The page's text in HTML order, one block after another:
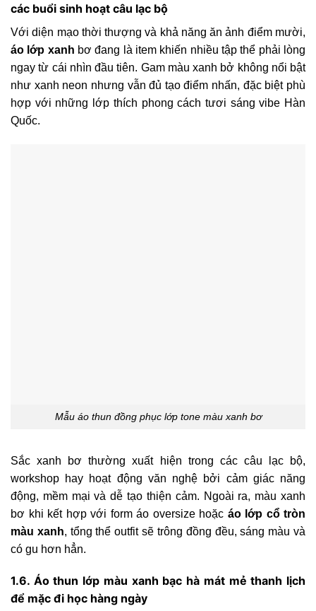
các buổi sinh hoạt câu lạc bộ
Với diện mạo thời thượng và khả năng ăn ảnh điểm mười,
áo lớp xanh bơ đang là item khiến nhiều tập thể phải lòng
ngay từ cái nhìn đầu tiên. Gam màu xanh bở không nổi bật
như xanh neon nhưng vẫn đủ tạo điểm nhấn, đặc biệt phù
hợp với những lớp thích phong cách tươi sáng vibe Hàn
Quốc.
Mẫu áo thun đồng phục lớp tone màu xanh bơ
Sắc xanh bơ thường xuất hiện trong các câu lạc bộ,
workshop hay hoạt động văn nghệ bởi cảm giác năng
động, mềm mại và dễ tạo thiện cảm. Ngoài ra, màu xanh
bơ khi kết hợp với form áo oversize hoặc áo lớp cổ tròn
màu xanh, tổng thể outfit sẽ trông đồng đều, sáng màu và
có gu hơn hẳn.
1.6. Áo thun lớp màu xanh bạc hà mát mẻ thanh lịch
để mặc đi học hàng ngày